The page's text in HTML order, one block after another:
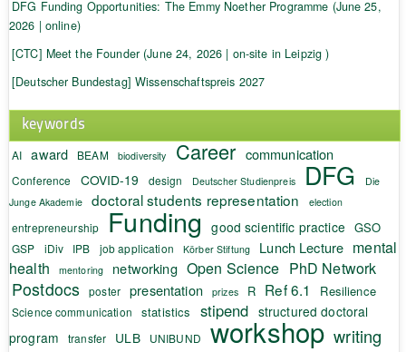
DFG Funding Opportunities: The Emmy Noether Programme (June 25,
2026 | online)
[CTC] Meet the Founder (June 24, 2026 | on-site in Leipzig )
[Deutscher Bundestag] Wissenschaftspreis 2027
keywords
AI award BEAM biodiversity Career communication
Conference COVID-19 design Deutscher Studienpreis DFG
Die
Junge Akademie
doctoral students representation election
entrepreneurship Funding good scientific practice GSO
GSP iDiv IPB job application Körber Stiftung Lunch Lecture mental
health
mentoring networking Open Science PhD Network
Postdocs poster presentation prizes R Ref 6.1 Resilience
Science communication statistics stipend structured doctoral
program
transfer ULB UNIBUND workshop writing